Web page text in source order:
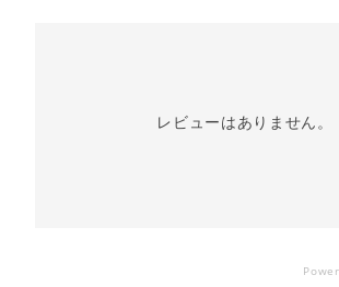
レビューはありません。